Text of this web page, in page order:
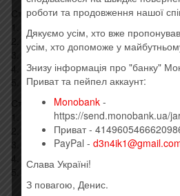
Сторона А:
1. Lео
2. Шалена зірка
3. Дитинство – це зірка
4. Ти ж мене підманула
5. Розпрягайте, хлопці, коней
Сторона Б:
1. Гей, червоні коні
2. Ой ти, Галю, Галю молодая
3. На вулиці скрипка грає
4. Колись
5. Несе Галя воду
роботи та продовження нашої
Дякуємо усім, хто вже
усім, хто допоможе у
Знизу інформація про "банку"
Приват та пейпел аккаунт:
Monobank -
https://send.monobank.ua/
Приват -
PayPal -
Слава Україні!
З повагою, Денис.